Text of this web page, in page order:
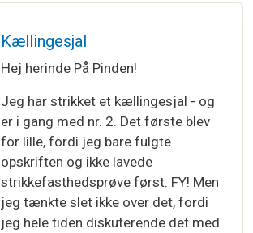
Kællingesjal
Hej herinde På Pinden!
Jeg har strikket et kællingesjal - og
er i gang med nr. 2. Det første blev
for lille, fordi jeg bare fulgte
opskriften og ikke lavede
strikkefasthedsprøve først. FY! Men
jeg tænkte slet ikke over det, fordi
jeg hele tiden diskuterende det med